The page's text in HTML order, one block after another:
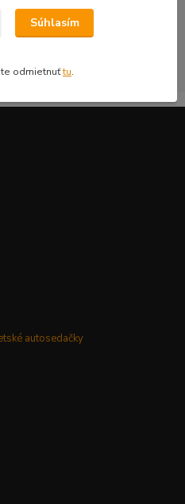
konkrétnom aute.
autosedačky
Súhlasím
odmietnuťtu.